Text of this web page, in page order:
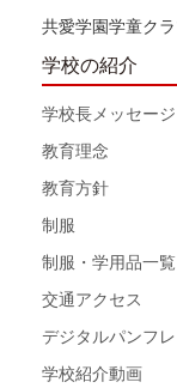
共愛学園学童ク
学校の紹介
学校長メッセージ
教育理念
教育方針
制服
制服・学用品一覧
交通アクセス
デジタルパンフレ
学校紹介動画